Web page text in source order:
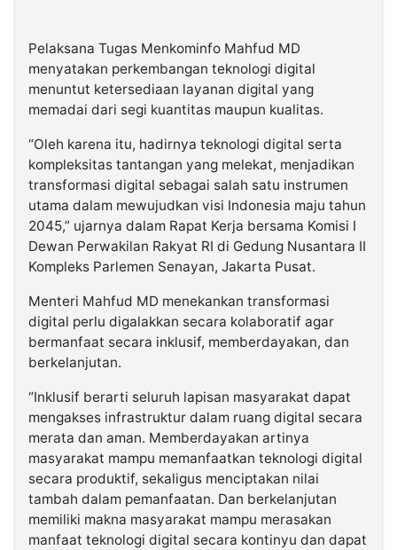
Pelaksana Tugas Menkominfo Mahfud MD
menyatakan perkembangan teknologi digital
menuntut ketersediaan layanan digital yang
memadai dari segi kuantitas maupun kualitas.
“Oleh karena itu, hadirnya teknologi digital serta
kompleksitas tantangan yang melekat, menjadikan
transformasi digital sebagai salah satu instrumen
utama dalam mewujudkan visi Indonesia maju tahun
2045,” ujarnya dalam Rapat Kerja bersama Komisi I
Dewan Perwakilan Rakyat RI di Gedung Nusantara II
Kompleks Parlemen Senayan, Jakarta Pusat.
Menteri Mahfud MD menekankan transformasi
digital perlu digalakkan secara kolaboratif agar
bermanfaat secara inklusif, memberdayakan, dan
berkelanjutan.
“Inklusif berarti seluruh lapisan masyarakat dapat
mengakses infrastruktur dalam ruang digital secara
merata dan aman. Memberdayakan artinya
masyarakat mampu memanfaatkan teknologi digital
secara produktif, sekaligus menciptakan nilai
tambah dalam pemanfaatan. Dan berkelanjutan
memiliki makna masyarakat mampu merasakan
manfaat teknologi digital secara kontinyu dan dapat